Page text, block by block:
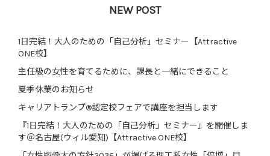
NEW POST
1日完結！大人のための「自己分析」セミナー【Attractive
ONE校】
主任級の女性を育てるために、課長と一緒にできること
夏季休業のお知らせ
キャリアトランプ®認定校フェアで講座を担当します
『1日完結！大人のための「自己分析」セミナー』を開催しま
す＠名古屋(ウィル愛知)【Attractive ONE校】